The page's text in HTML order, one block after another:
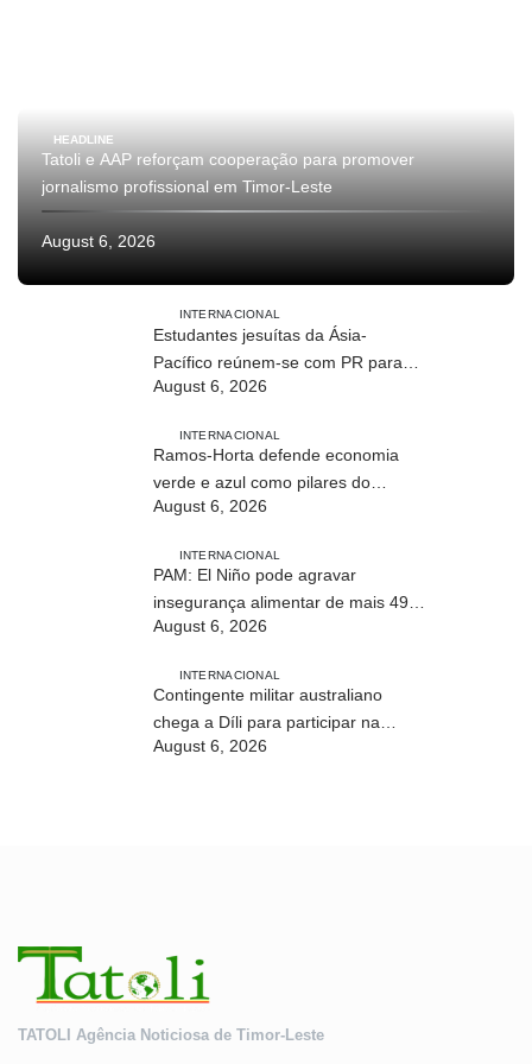
HEADLINE
Tatoli e AAP reforçam cooperação para promover
jornalismo profissional em Timor-Leste
August 6, 2026
INTERNACIONAL
Estudantes jesuítas da Ásia-
Pacífico reúnem-se com PR para
conhecer processo de paz no país
August 6, 2026
INTERNACIONAL
Ramos-Horta defende economia
verde e azul como pilares do
desenvolvimento sustentável de
August 6, 2026
INTERNACIONAL
PAM: El Niño pode agravar
insegurança alimentar de mais 49
milhões de pessoas até 2027
August 6, 2026
INTERNACIONAL
Contingente militar australiano
chega a Díli para participar na
Maratona Internacional de 2026
August 6, 2026
TATOLI Agência Noticiosa de Timor-Leste